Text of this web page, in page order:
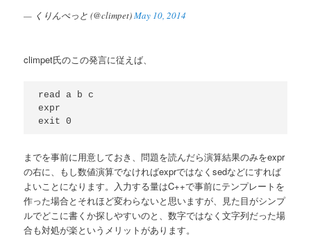
— くりんぺっと (@climpet)May 10, 2014
climpet氏のこの発言に従えば、
read a b c
expr
までを事前に用意しておき、問題を読んだら演算結果のみをexpr
の右に、もし数値演算でなければexprではなくsedなどにすれば
よいことになります。入力する量はC++で事前にテンプレートを
作った場合とそれほど変わらないと思いますが、見た目がシンプ
ルでどこに書くか探しやすいのと、数字ではなく文字列だった場
合も対処が楽というメリットがあります。